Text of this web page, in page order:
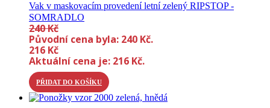
Vak v maskovacím provedení letní zelený RIPSTOP -
SOMRADLO
240Kč
Původní cena byla: 240 Kč.
216 Kč
Aktuální cena je: 216 Kč.
PŘIDAT DO KOŠÍKU